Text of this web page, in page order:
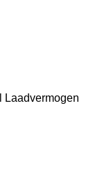
Laadvermogen